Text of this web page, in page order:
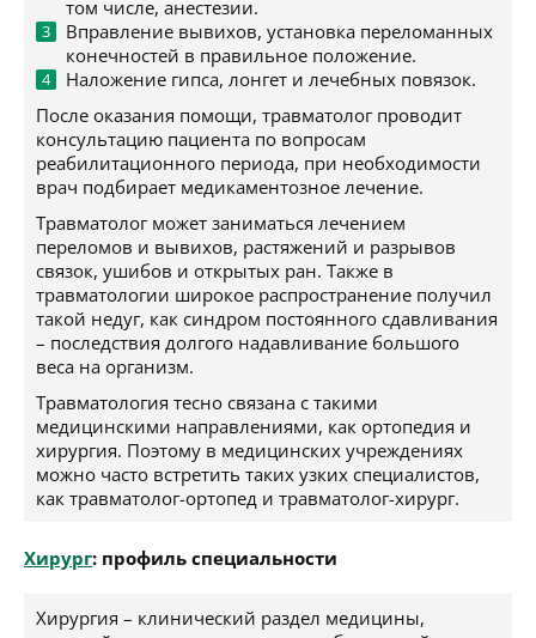
том числе, анестезии.
Вправление вывихов, установка переломанных
конечностей в правильное положение.
Наложение гипса, лонгет и лечебных повязок.
После оказания помощи, травматолог проводит
консультацию пациента по вопросам
реабилитационного периода, при необходимости
врач подбирает медикаментозное лечение.
Травматолог может заниматься лечением
переломов и вывихов, растяжений и разрывов
связок, ушибов и открытых ран. Также в
травматологии широкое распространение получил
такой недуг, как синдром постоянного сдавливания
– последствия долгого надавливание большого
веса на организм.
Травматология тесно связана с такими
медицинскими направлениями, как ортопедия и
хирургия. Поэтому в медицинских учреждениях
можно часто встретить таких узких специалистов,
как травматолог-ортопед и травматолог-хирург.
Хирург: профиль специальности
Хирургия – клинический раздел медицины,